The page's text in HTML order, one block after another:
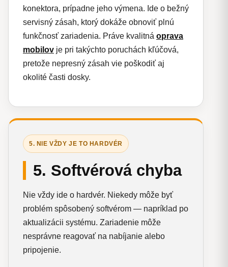
konektora, prípadne jeho výmena. Ide o bežný
servisný zásah, ktorý dokáže obnoviť plnú
funkčnosť zariadenia. Práve kvalitná oprava
mobilov je pri takýchto poruchách kľúčová,
pretože nepresný zásah vie poškodiť aj
okolité časti dosky.
5. NIE VŽDY JE TO HARDVÉR
5. Softvérová chyba
Nie vždy ide o hardvér. Niekedy môže byť
problém spôsobený softvérom — napríklad po
aktualizácii systému. Zariadenie môže
nesprávne reagovať na nabíjanie alebo
pripojenie.